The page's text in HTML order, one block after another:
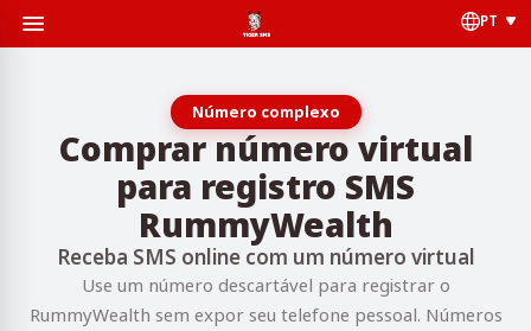
PT
Número complexo
Comprar número virtual
para registro SMS
RummyWealth
Receba SMS online com um número virtual
Use um número descartável para registrar o
RummyWealth sem expor seu telefone pessoal. Números